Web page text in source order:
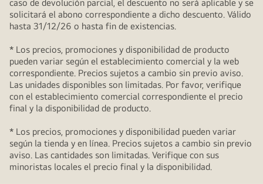
caso de devolución parcial, el descuento no será aplicable y se
solicitará el abono correspondiente a dicho descuento. Válido
hasta 31/12/26 o hasta fin de existencias.
* Los precios, promociones y disponibilidad de producto
pueden variar según el establecimiento comercial y la web
correspondiente. Precios sujetos a cambio sin previo aviso.
Las unidades disponibles son limitadas. Por favor, verifique
con el establecimiento comercial correspondiente el precio
final y la disponibilidad de producto.
* Los precios, promociones y disponibilidad pueden variar
según la tienda y en línea. Precios sujetos a cambio sin previo
aviso. Las cantidades son limitadas. Verifique con sus
minoristas locales el precio final y la disponibilidad.